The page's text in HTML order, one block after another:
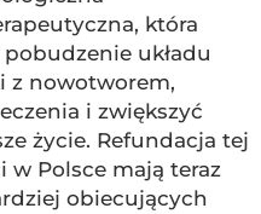
która
układu
z nowotworem,
i zwiększyć
życie. Refundacja tej
w Polsce mają teraz
obiecujących